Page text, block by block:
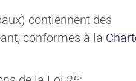
contiennent des
conformes à la